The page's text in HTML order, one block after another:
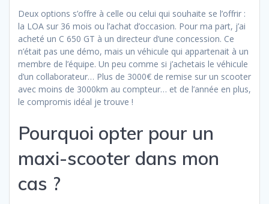
Deux options s’offre à celle ou celui qui souhaite se l’offrir :
la LOA sur 36 mois ou l’achat d’occasion. Pour ma part, j’ai
acheté un C 650 GT à un directeur d’une concession. Ce
n’était pas une démo, mais un véhicule qui appartenait à un
membre de l’équipe. Un peu comme si j’achetais le véhicule
d’un collaborateur… Plus de 3000€ de remise sur un scooter
avec moins de 3000km au compteur… et de l’année en plus,
le compromis idéal je trouve !
Pourquoi opter pour un
maxi-scooter dans mon
cas ?